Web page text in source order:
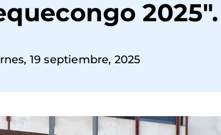
2025".
19 septiembre, 2025